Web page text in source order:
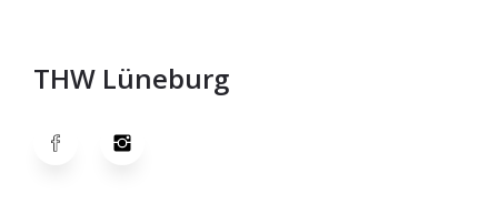
THW Lüneburg